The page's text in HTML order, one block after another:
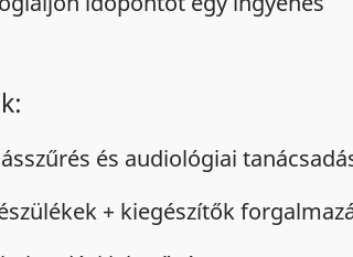
és audiológiai
+ kiegészítők